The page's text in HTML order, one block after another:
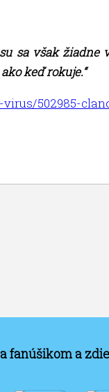
sa však žiadne
keď rokuje.“
502985-
fanúšikom a